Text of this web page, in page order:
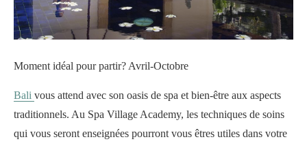
Moment idéal pour partir? Avril-Octobre
Bali vous attend avec son oasis de spa et bien-être aux aspects
traditionnels. Au Spa Village Academy, les techniques de soins
qui vous seront enseignées pourront vous êtres utiles dans votre